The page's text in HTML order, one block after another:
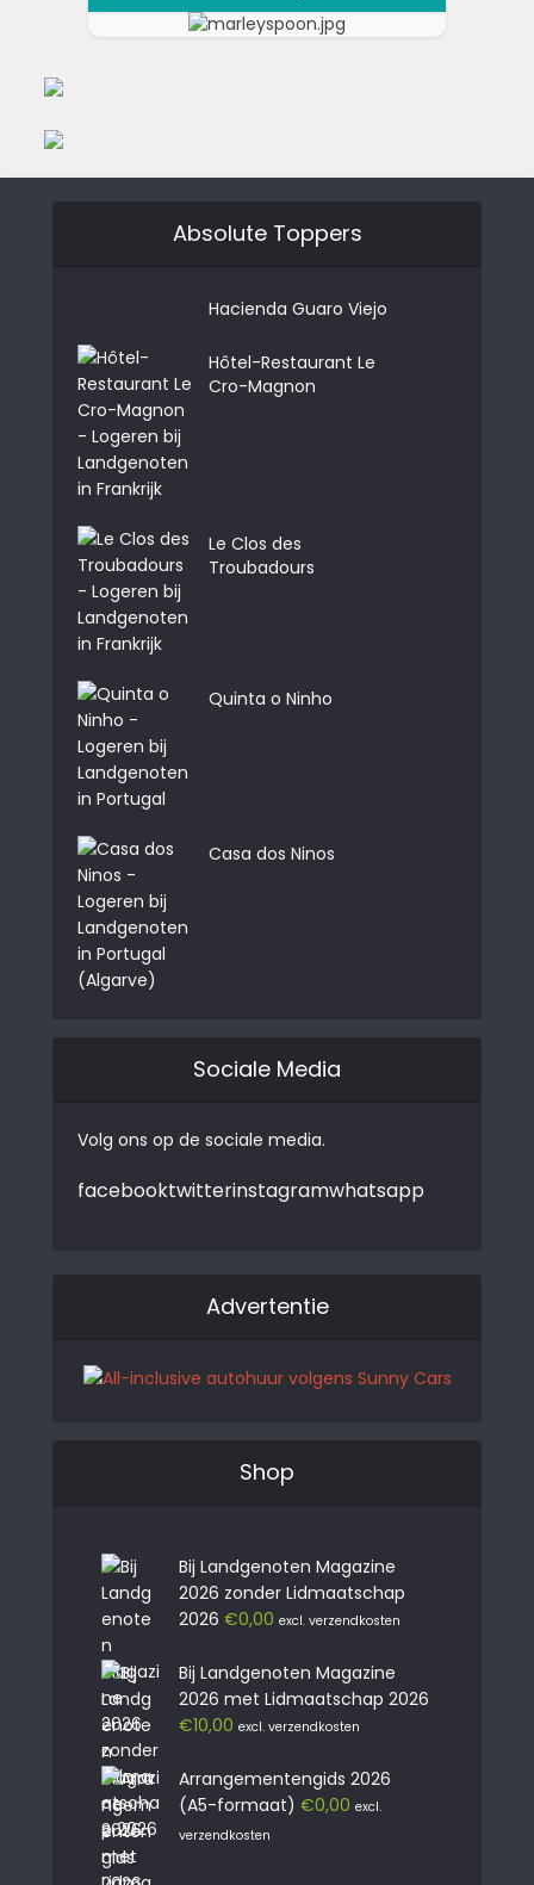
Absolute Toppers
Hacienda Guaro Viejo
Hôtel-Restaurant Le
Cro-Magnon
Le Clos des
Troubadours
Quinta o Ninho
Casa dos Ninos
Sociale Media
Volg ons op de sociale media.
facebooktwitterinstagramwhatsapp
Advertentie
Shop
Bij Landgenoten Magazine
2026 zonder Lidmaatschap
2026 €0,00 excl. verzendkosten
Bij Landgenoten Magazine
2026 met Lidmaatschap 2026
€10,00 excl. verzendkosten
Arrangementengids 2026
(A5-formaat) €0,00 excl.
verzendkosten